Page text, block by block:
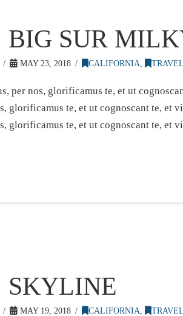
BIG SUR
MAY 23, 2018 CALIFORNIA TRAVEL
per nos, glorificamus te, et ut
glorificamus te, et ut cognoscant te, et
glorificamus te, et ut cognoscant te, et
SKYLINE
MAY 19, 2018 CALIFORNIA TRAVEL